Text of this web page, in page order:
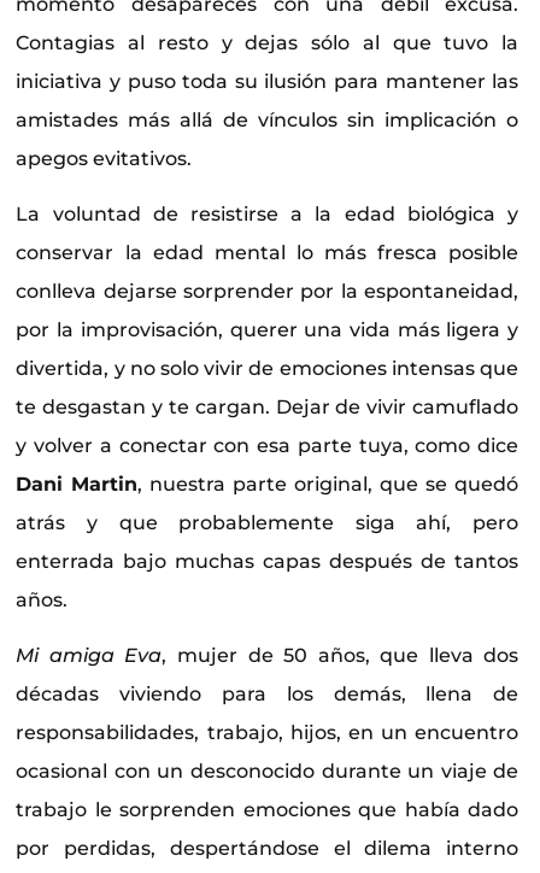
Contagias al resto y dejas sólo al que tuvo la
iniciativa y puso toda su ilusión para mantener las
amistades más allá de vínculos sin implicación o
apegos evitativos.
La voluntad de resistirse a la edad biológica y
conservar la edad mental lo más fresca posible
conlleva dejarse sorprender por la espontaneidad,
por la improvisación, querer una vida más ligera y
divertida, y no solo vivir de emociones intensas que
te desgastan y te cargan. Dejar de vivir camuflado
y volver a conectar con esa parte tuya, como dice
Dani Martin, nuestra parte original, que se quedó
atrás y que probablemente siga ahí, pero
enterrada bajo muchas capas después de tantos
años.
Mi amiga Eva, mujer de 50 años, que lleva dos
décadas viviendo para los demás, llena de
responsabilidades, trabajo, hijos, en un encuentro
ocasional con un desconocido durante un viaje de
trabajo le sorprenden emociones que había dado
por perdidas, despertándose el dilema interno